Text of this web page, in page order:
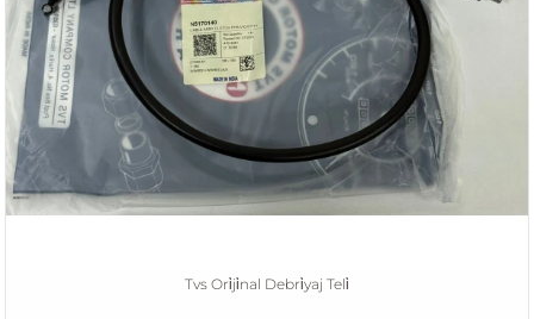
Tvs Ori̇ji̇nal Debri̇yaj Teli̇